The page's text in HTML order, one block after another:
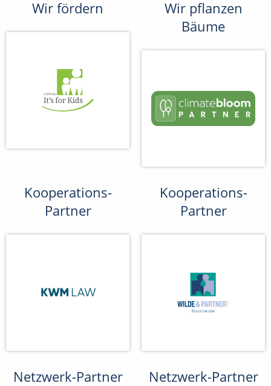
Wir fördern
Wir pflanzen
Bäume
Kooperations-
Partner
Kooperations-
Partner
Netzwerk-Partner Netzwerk-Partner